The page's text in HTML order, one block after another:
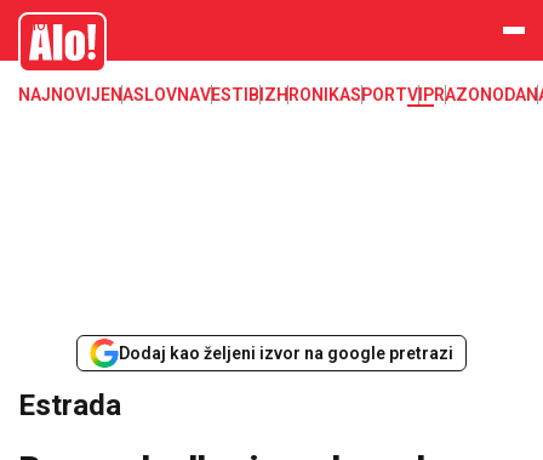
Estrada, poznati, VIP
Alo
NAJNOVIJENASLOVNAVESTI BIZHRONIKASPORTVIPRAZONODA
Dodaj kao željeni izvor na google pretrazi
Estrada